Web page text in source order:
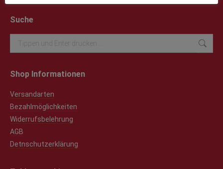
Suche
Search:
Shop Informationen
Versandarten
Bezahlmöglichkeiten
Widerrufsbelehrung
AGB
Detnschutzerklärung